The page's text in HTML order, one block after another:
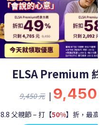
ELSA Premium 終
9,450 元 | 9,450
8.8 父親節 – 打【50%】折，最高